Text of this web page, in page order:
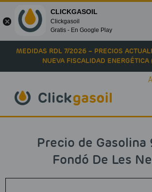
Skip to main content
MEDIDAS RDL 7/2026 – PRECIOS
NUEVA FISCALIDAD ENERGÉTICA
Precio de Gasolina
Fondó De Les
CLICKGASOIL
Clickgasoil
Gratis - En Google Play